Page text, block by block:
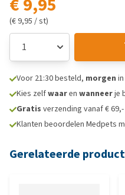
€ 9,95
(€ 9,95 / st)
Voor 21:30 besteld, morgen
Kies zelfwaaren wanneerje
Gratis verzending vanaf € 69,-
Klanten beoordelen Medpets
Gerelateerde